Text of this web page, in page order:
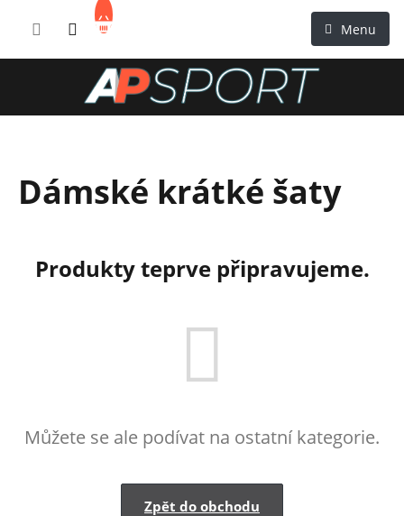
Dámské krátké šaty
Produkty teprve připravujeme.
Můžete se ale podívat na ostatní kategorie.
Zpět do obchodu